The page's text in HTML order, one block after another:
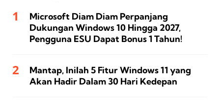
Microsoft Diam Diam Perpanjang
Dukungan Windows 10 Hingga 2027,
Pengguna ESU Dapat Bonus 1 Tahun!
Mantap, Inilah 5 Fitur Windows 11 yang
Akan Hadir Dalam 30 Hari Kedepan